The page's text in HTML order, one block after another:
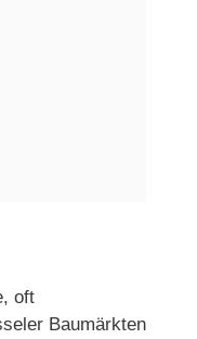
oft
Baumärkten